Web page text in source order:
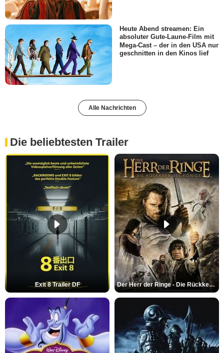
Heute Abend streamen: Ein
absoluter Gute-Laune-Film mit
Mega-Cast – der in den USA nur
geschnitten in den Kinos lief
Alle Nachrichten
Die beliebtesten Trailer
Exit 8 Trailer DF Der Herr der Ringe - Die Rückkehr des Königs Trailer OV